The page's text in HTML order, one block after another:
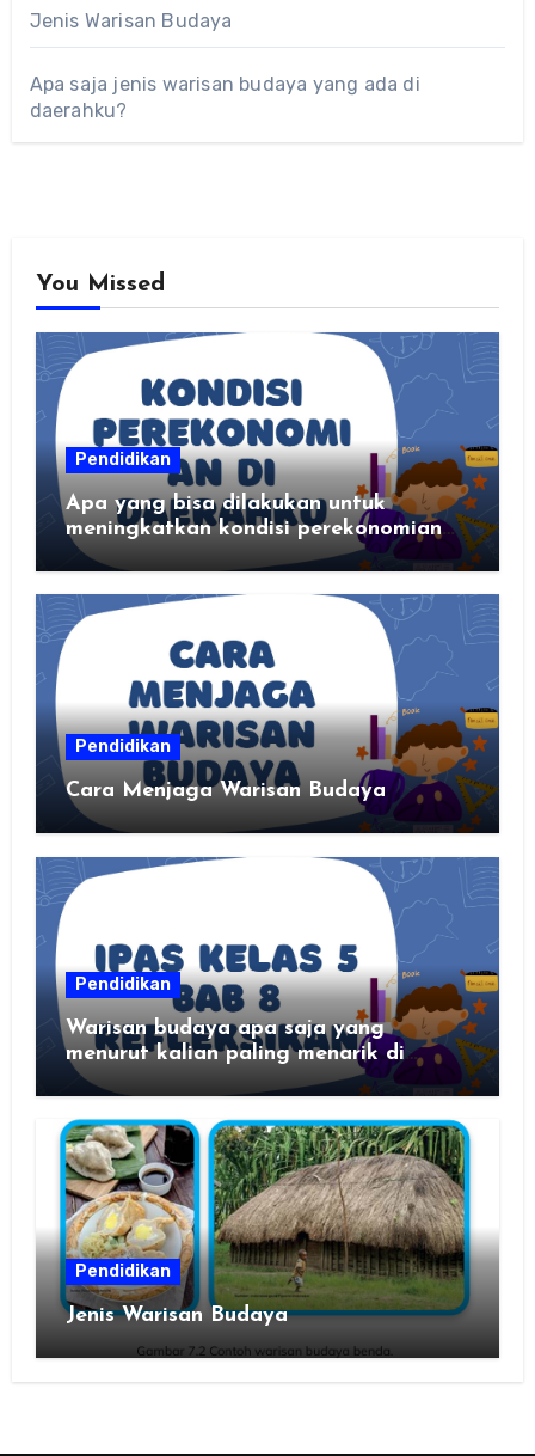
Jenis Warisan Budaya
Apa saja jenis warisan budaya yang ada di
daerahku?
You Missed
Pendidikan
Apa yang bisa dilakukan untuk
meningkatkan kondisi perekonomian
daerahku?
Pendidikan
Cara Menjaga Warisan Budaya
Pendidikan
Warisan budaya apa saja yang
menurut kalian paling menarik di
Pendidikan
Jenis Warisan Budaya